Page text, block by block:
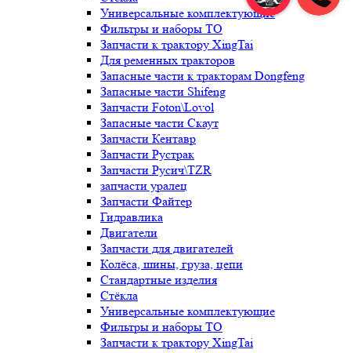
Универсальные комплектующие
Фильтры и наборы ТО
Запчасти к трактору XingTai
Для ременных тракторов
Запасные части к тракторам Dongfeng
Запасные части Shifeng
Запчасти Foton\Lovol
Запасные части Скаут
Запчасти Кентавр
Запчасти Рустрак
Запчасти Русич\TZR
запчасти уралец
Запчасти Файтер
Гидравлика
Двигатели
Запчасти для двигателей
Колёса, шины, груза, цепи
Стандартные изделия
Стёкла
Универсальные комплектующие
Фильтры и наборы ТО
Запчасти к трактору XingTai